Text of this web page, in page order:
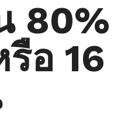
80%
อ 16